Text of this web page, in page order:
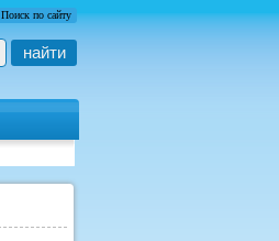
Поиск по сайту
найти